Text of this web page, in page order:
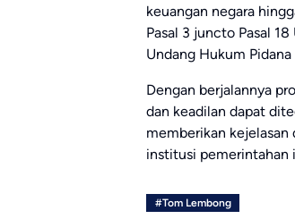
keuangan negara
Pasal 3 juncto Pasal
Undang Hukum Pidana
Dengan berjalannya
dan keadilan dapat
memberikan kejelasan
institusi pemerintahan
#Tom Lembong